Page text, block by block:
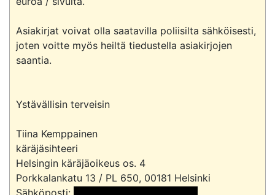
Asiakirjat voivat olla saatavilla poliisilta sähköisesti,
joten voitte myös heiltä tiedustella asiakirjojen
saantia.
Ystävällisin terveisin
Tiina Kemppainen
käräjäsihteeri
Helsingin käräjäoikeus os. 4
Porkkalankatu 13 / PL 650, 00181 Helsinki